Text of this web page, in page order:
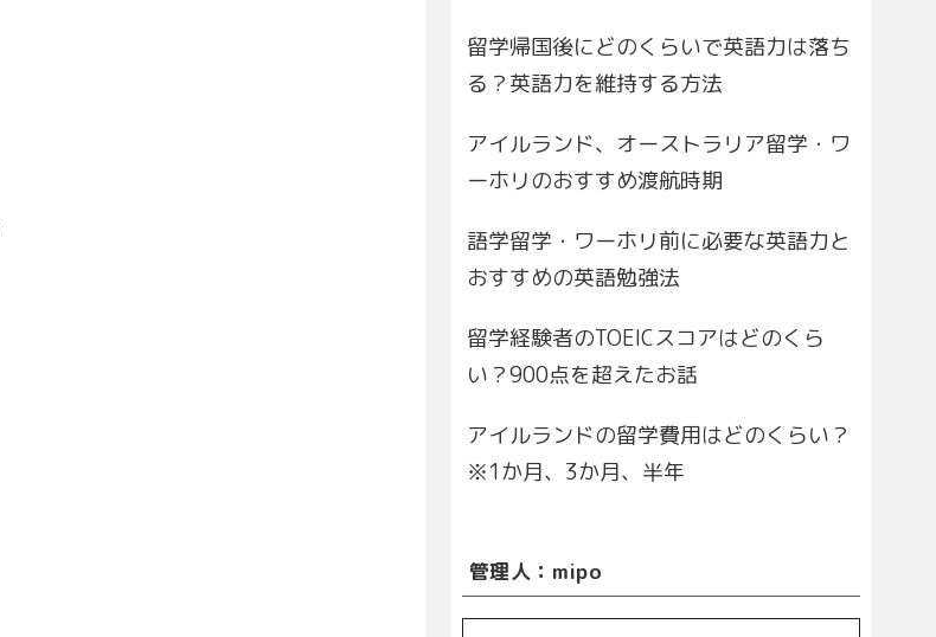
留学帰国後にどのくらいで英語力は落ち
る？英語力を維持する方法
アイルランド、オーストラリア留学・ワ
ーホリのおすすめ渡航時期
語学留学・ワーホリ前に必要な英語力と
おすすめの英語勉強法
留学経験者のTOEICスコアはどのくら
い？900点を超えたお話
アイルランドの留学費用はどのくらい？
※1か月、3か月、半年
管理人：mipo